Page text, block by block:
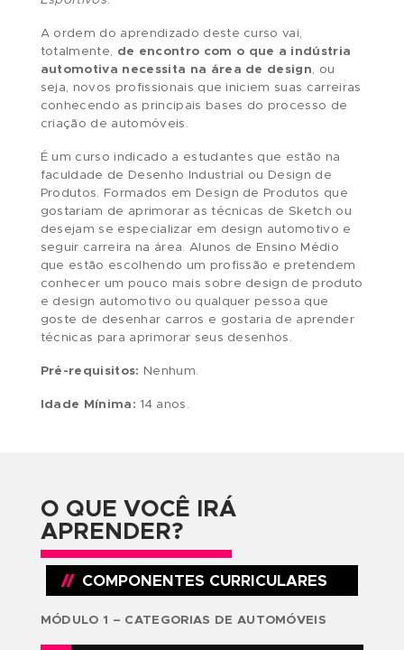
aprenderá, de forma dinâmica e objetiva, como
funciona a fase inicial e criativa do processo do
design automobilístico.
Neste curso, você estudará as
Hatchback 4 portas(categoria mais fabricada
pelas montadoras), passando para as
Sedan, Coupê,SUV, Pick-ups e finalizando com
Esportivos
A ordem do aprendizado deste curso vai,
totalmente,de encontro com o que a
automotiva necessita na área de design
seja, novos profissionais que iniciem suas
conhecendo as principais bases do processo
criação de automóveis.
É um curso indicado a estudantes que estão na
desejam se especializar em design automotivo
seguir carreira na área. Alunos de Ensino Médio
que estão escolhendo um profissão e
conhecer um pouco mais sobre design de
e design automotivo ou qualquer pessoa que
goste de desenhar carros e gostaria de
técnicas para aprimorar seus desenhos.